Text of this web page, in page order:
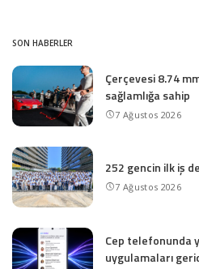
SON HABERLER
Çerçevesi 8.74
sağlamlığa sahip
7 Ağustos 2026
252 gencin ilk iş
7 Ağustos 2026
Cep telefonunda
uygulamaları